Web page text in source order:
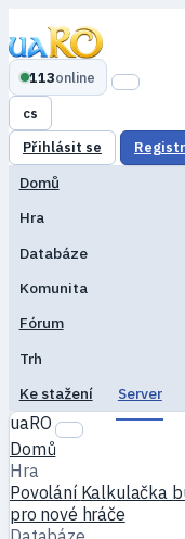
113online
cs
Přihlásit se
Domů
Hra
Databáze
Komunita
Fórum
Trh
Ke stažení
Server
uaRO
Domů
Hra
Povolání Kalkulačka
pro nové hráče